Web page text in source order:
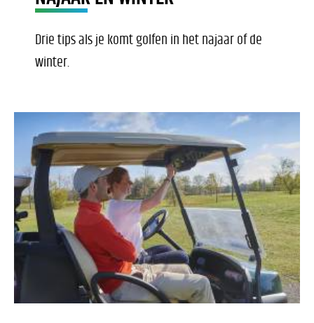
Drie tips als je komt golfen in het najaar of de
winter.